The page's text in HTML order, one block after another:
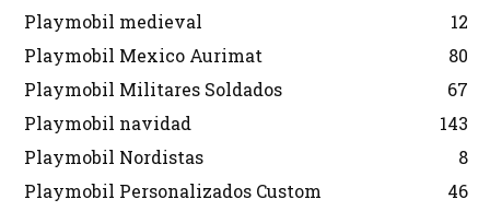
Playmobil medieval
12
Playmobil Mexico Aurimat
80
Playmobil Militares Soldados
67
Playmobil navidad
143
Playmobil Nordistas
8
Playmobil Personalizados Custom
46